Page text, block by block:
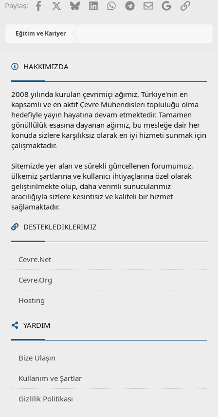
Paylaş: Facebook BlueskyLinkedInWhatsApp
Telegram
E-postaGoogleLink
Eğitim ve Kariyer
HAKKIMIZDA
2008 yılında kurulan çevrimiçi ağımız, Türkiye'nin en
kapsamlı ve en aktif Çevre Mühendisleri topluluğu olma
hedefiyle yayın hayatına devam etmektedir. Tamamen
gönüllülük esasına dayanan ağımız, bu mesleğe dair her
konuda sizlere karşılıksız olarak en iyi hizmeti sunmak için
çalışmaktadır.
Sitemizde yer alan ve sürekli güncellenen forumumuz,
ülkemiz şartlarına ve kullanıcı ihtiyaçlarına özel olarak
geliştirilmekte olup, daha verimli sunucularımız
aracılığıyla sizlere kesintisiz ve kaliteli bir hizmet
sağlamaktadır.
DESTEKLEDIKLERIMIZ
Cevre.Net
Cevre.Org
Hosting
YARDIM
Bize Ulaşın
Kullanım ve Şartlar
Gizlilik Politikası